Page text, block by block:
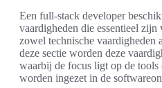
Een full-stack developer
vaardigheden die essentieel
zowel technische vaardigheden
deze sectie worden deze
waarbij de focus ligt op de tools
worden ingezet in de